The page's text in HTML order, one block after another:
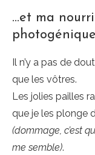
…et ma
photogénique
Il n’y a pas de
que les vôtres.
Les jolies pailles
que je les plonge
(dommage, c’est
me semble).